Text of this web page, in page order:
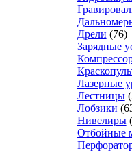
Дрели (76)
Зарядные
Лазерные
Лестницы
Лобзики
Нивелиры
Отбойные